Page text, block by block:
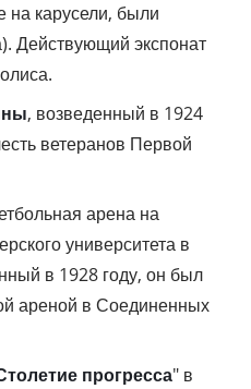
на карусели, были
Действующий экспонат
, возведенный в 1924
ветеранов Первой
арена на
университета в
в 1928 году, он был
ареной в Соединенных
прогресса" в